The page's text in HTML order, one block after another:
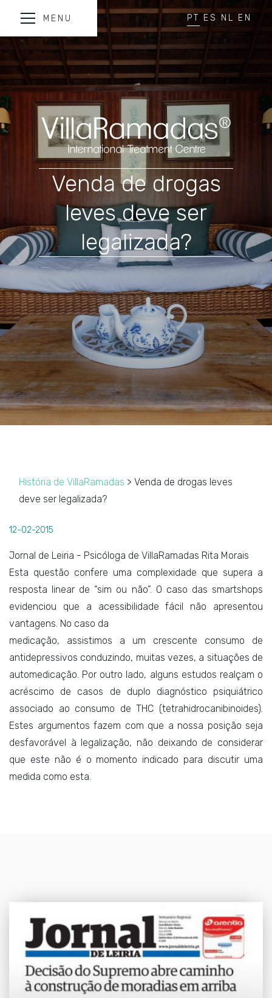
MENU PT ES NL EN
Venda de drogas
leves deve ser
legalizada?
História de VillaRamadas > Venda de drogas leves
deve ser legalizada?
12-02-2015
Jornal de Leiria - Psicóloga de VillaRamadas Rita Morais
Esta questão confere uma complexidade que supera a
resposta linear de “sim ou não”. O caso das smartshops
evidenciou que a acessibilidade fácil não apresentou
vantagens. No caso da
medicação, assistimos a um crescente consumo de
antidepressivos conduzindo, muitas vezes, a situações de
automedicação. Por outro lado, alguns estudos realçam o
acréscimo de casos de duplo diagnóstico psiquiátrico
associado ao consumo de THC (tetrahidrocanibinoides).
Estes argumentos fazem com que a nossa posição seja
desfavorável à legalização, não deixando de considerar
que este não é o momento indicado para discutir uma
medida como esta.